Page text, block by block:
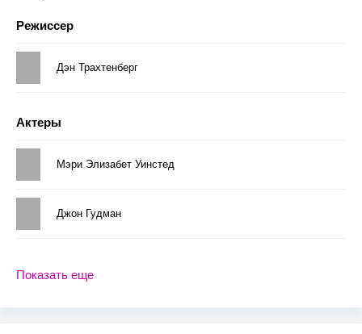
Режиссер
Дэн Трахтенберг
Актеры
Мэри Элизабет Уинстед
Джон Гудман
Показать еще